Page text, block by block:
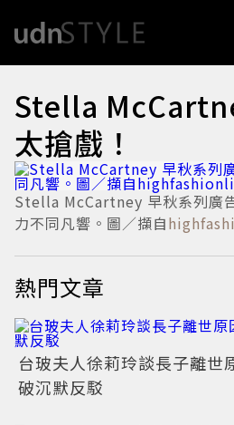
Stella
太搶戲！
Stella McCartney 早秋系列廣
力不同凡響。圖／擷自
熱門文章
台玻夫人徐莉玲談長子離世
破沉默反駁